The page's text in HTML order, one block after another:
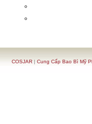
COSJAR| Cung Cấp Bao Bì Mỹ